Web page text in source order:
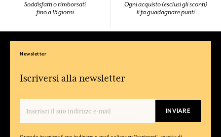
Soddisfatti o rimborsati
fino a 15 giorni
Ogni acquisto (esclusi gli sconti)
li fa guadagnare punti
Newsletter
Iscriversi alla newsletter
INVIARE